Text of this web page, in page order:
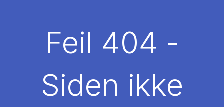
Feil 404 -
Siden ikke